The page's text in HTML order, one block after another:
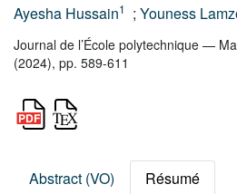
Ayesha Hussain1 ; Youness
Journal de l’École polytechnique —
(2024), pp. 589-611
Abstract (VO) Résumé